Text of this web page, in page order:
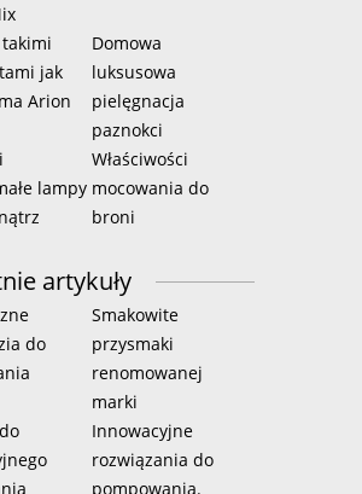
jak
Arion
Domowa
luksusowa
pielęgnacja
paznokci
lampy
Właściwości
mocowania do
broni
artykuły
do
Smakowite
przysmaki
renomowanej
marki
Innowacyjne
rozwiązania do
pompowania.